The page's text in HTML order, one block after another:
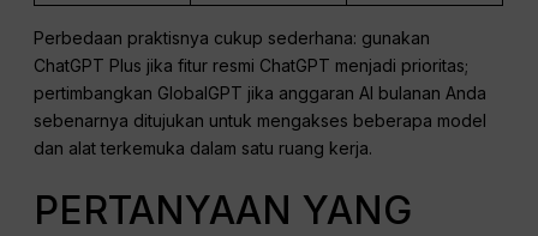
Perbedaan praktisnya cukup sederhana: gunakan
ChatGPT Plus jika fitur resmi ChatGPT menjadi prioritas;
pertimbangkan GlobalGPT jika anggaran AI bulanan Anda
sebenarnya ditujukan untuk mengakses beberapa model
dan alat terkemuka dalam satu ruang kerja.
PERTANYAAN YANG